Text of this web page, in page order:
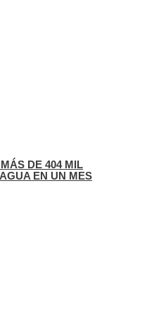
DE 404 MIL
EN UN MES